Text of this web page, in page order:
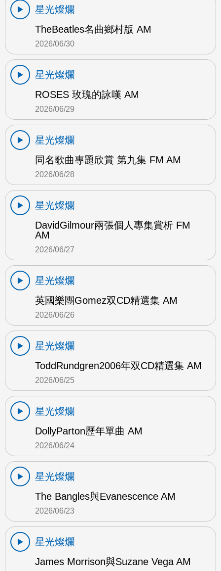
星光燦爛
TheBeatles名曲鄉村版 AM
2026/06/30
星光燦爛
ROSES 玫瑰的詠嘆 AM
2026/06/29
星光燦爛
同名歌曲專題欣賞 第九集 FM AM
2026/06/28
星光燦爛
DavidGilmour兩張個人專集賞析 FM
AM
2026/06/27
星光燦爛
英國樂團Gomez双CD精選集 AM
2026/06/26
星光燦爛
ToddRundgren2006年双CD精選集 AM
2026/06/25
星光燦爛
DollyParton歷年單曲 AM
2026/06/24
星光燦爛
The Bangles與Evanescence AM
2026/06/23
星光燦爛
James Morrison與Suzane Vega AM